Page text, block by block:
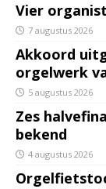
Vier
7 augustus 2026
Akkoord
orgelwerk
5 augustus 2026
Zes
bekend
4 augustus 2026